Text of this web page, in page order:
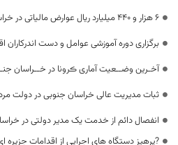
۶ هزار و ۴۴۰ میلیارد ریال عوارض مالیاتی در خراسان جنوبی پرداخت شد
برگزاری دوره آموزشی عوامل و دست اندرکاران
آخـرین وضــعیت آماری ڪرونا در خــراسان
ثبات مدیریت عالی خراسان جنوبی در دولت
انفصال دائم از خدمت یک مدیر دولتی در
?پرهیز دستگاه های اجرایی از اقدامات